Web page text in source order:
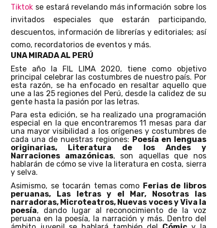
Tiktok se estará revelando más información sobre los
invitados especiales que estarán participando,
descuentos, información de librerías y editoriales; así
como, recordatorios de eventos y más.
UNA MIRADA AL PERÚ
Este año la FIL LIMA 2020, tiene como objetivo
principal celebrar las costumbres de nuestro país. Por
esta razón, se ha enfocado en resaltar aquello que
une a las 25 regiones del Perú, desde la calidez de su
gente hasta la pasión por las letras.
Para esta edición, se ha realizado una programación
especial en la que encontraremos 11 mesas para dar
una mayor visibilidad a los orígenes y costumbres de
cada una de nuestras regiones: Poesía en lenguas
originarias, Literatura de los Andes y
Narraciones amazónicas, son aquellas que nos
hablarán de cómo se vive la literatura en costa, sierra
y selva.
Asimismo, se tocarán temas como Ferias de libros
peruanas, Las letras y el Mar, Nosotras las
narradoras, Microteatros, Nuevas voces y Viva la
poesía, dando lugar al reconocimiento de la voz
peruana en la poesía, la narración y más. Dentro del